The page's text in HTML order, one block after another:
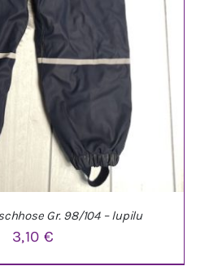
Gr. 98/104 – lupilu
3,10 €